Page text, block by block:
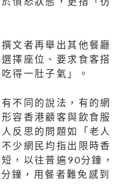
文者再舉出其他餐廳
擇座位、要求食客搭
得一肚子氣」。
不同的說法，有的網
容香港顧客與飲食服
反思的問題如「老人
少網民均指出限時香
，以往普遍90分鐘，
鐘，用餐者難免感到